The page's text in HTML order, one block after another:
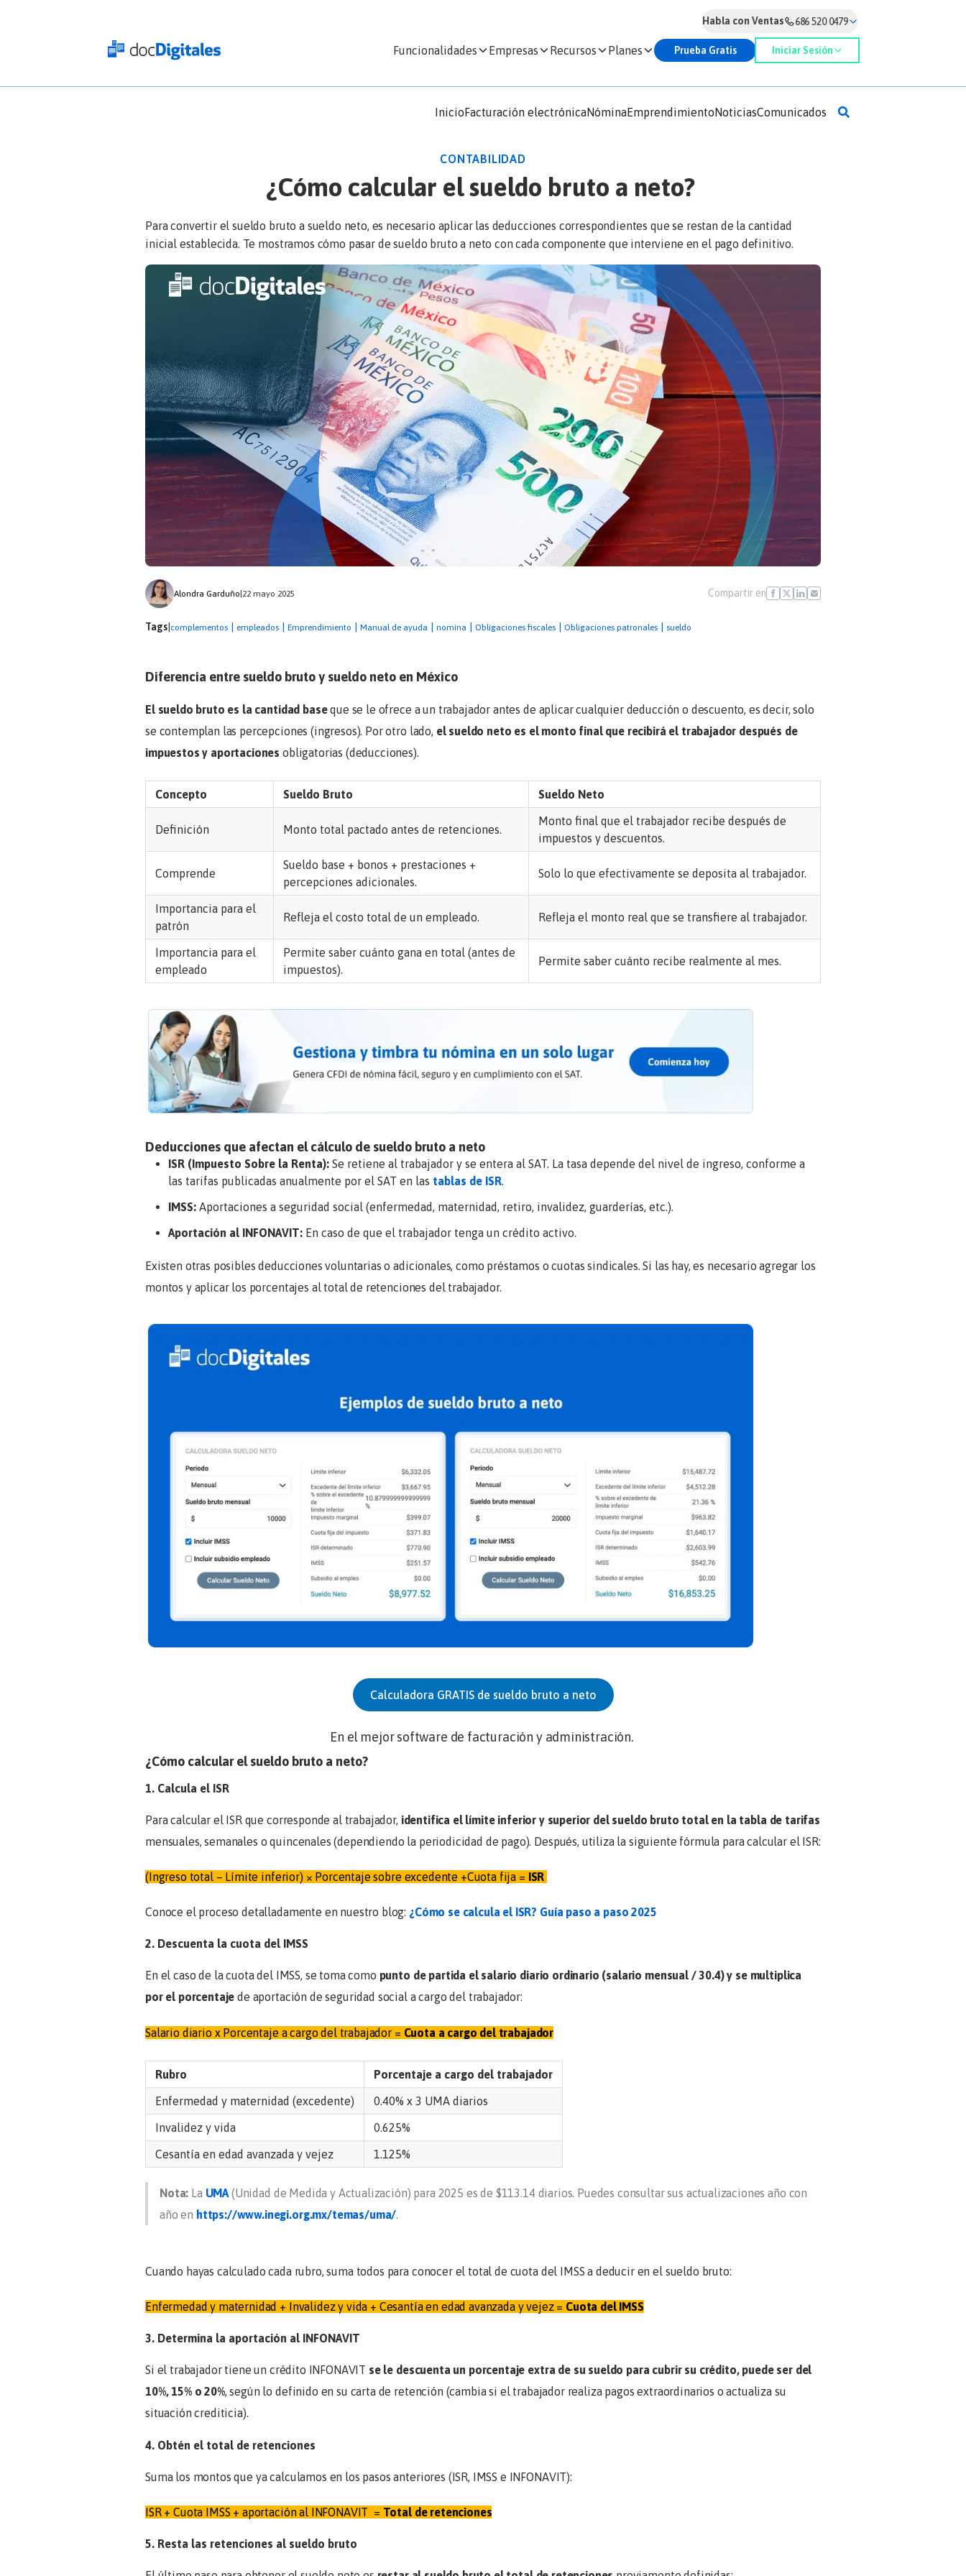
Funcionalidades Empresas Recursos Planes Prueba Gratis Iniciar Sesión
Habla con Ventas 686 520 0479
docDigitales
Línea
Inicio Facturación electrónicaNóminaEmprendimiento NoticiasComunicados
CONTABILIDAD
¿Cómo calcular el sueldo bruto a neto?
Para convertir el sueldo bruto a sueldo neto, es necesario aplicar las deducciones correspondientes que se restan de la cantidad
inicial establecida. Te mostramos cómo pasar de sueldo bruto a neto con cada componente que interviene en el pago definitivo.
Alondra Garduño|22 mayo 2025 Compartir en
Tags complementos empleados Emprendimiento Manual de ayuda nomina Obligaciones fiscales Obligaciones patronales sueldo
Diferencia entre sueldo bruto y sueldo neto en México
El sueldo bruto es la cantidad baseque se le ofrece a un trabajador antes de aplicar cualquier deducción o descuento, es decir, solo
se contemplan las percepciones (ingresos). Por otro lado, el sueldo neto es el monto final que recibirá el trabajador después de
impuestos y aportaciones obligatorias (deducciones).
Concepto Sueldo Bruto Sueldo Neto
Definición Monto total pactado antes de retenciones.
Monto final que el trabajador recibe después de
impuestos y descuentos.
Comprende
Sueldo base + bonos + prestaciones +
percepciones adicionales.
Solo lo que efectivamente se deposita al trabajador.
Importancia para el
patrón
Refleja el costo total de un empleado. Refleja el monto real que se transfiere al trabajador.
Importancia para el
empleado
Permite saber cuánto gana en total (antes de
impuestos).
Permite saber cuánto recibe realmente al mes.
Deducciones que afectan el cálculo de sueldo bruto a neto
ISR (Impuesto Sobre la Renta): Se retiene al trabajador y se entera al SAT. La tasa depende del nivel de ingreso, conforme a
las tarifas publicadas anualmente por el SAT en las tablas de ISR
IMSS: Aportaciones a seguridad social (enfermedad, maternidad, retiro, invalidez, guarderías, etc.).
Aportación al INFONAVIT: En caso de que el trabajador tenga un crédito activo.
Existen otras posibles deducciones voluntarias o adicionales, como préstamos o cuotas sindicales. Si las hay, es necesario agregar los
montos y aplicar los porcentajes al total de retenciones del trabajador.
Calculadora GRATIS de sueldo bruto a neto
En el mejor software de facturación y administración.
¿Cómo calcular el sueldo bruto a neto?
1. Calcula el ISR
Para calcular el ISR que corresponde al trabajador, identifica el límite inferior y superior del sueldo bruto total en la tabla de tarifas
mensuales, semanales o quincenales (dependiendo la periodicidad de pago). Después, utiliza la siguiente fórmula para calcular el ISR:
(Ingreso total – Límite inferior) × Porcentaje sobre excedente +Cuota fija = ISR
Conoce el proceso detalladamente en nuestro blog: ¿Cómo se calcula el ISR? Guía paso a paso 2025
2. Descuenta la cuota del IMSS
En el caso de la cuota del IMSS, se toma como punto de partida el salario diario ordinario (salario mensual / 30.4) y se multiplica
por el porcentajede aportación de seguridad social a cargo del trabajador:
Salario diario x Porcentaje a cargo del trabajador = Cuota a cargo del trabajador
Rubro Porcentaje a cargo del trabajador
Enfermedad y maternidad (excedente) 0.40% x 3 UMA diarios
Invalidez y vida 0.625%
Cesantía en edad avanzada y vejez 1.125%
Nota: La UMA(Unidad de Medida y Actualización) para 2025 es de $113.14 diarios. Puedes consultar sus actualizaciones año con
año en https://www.inegi.org.mx/temas/uma/.
Cuando hayas calculado cada rubro, suma todos para conocer el total de cuota del IMSS a deducir en el sueldo bruto:
Enfermedad y maternidad + Invalidez y vida + Cesantía en edad avanzada y vejez = Cuota del IMSS
3. Determina la aportación al INFONAVIT
Si el trabajador tiene un crédito INFONAVIT se le descuenta un porcentaje extra de su sueldo para cubrir su crédito, puede ser del
10%, 15% o 20%, según lo definido en su carta de retención (cambia si el trabajador realiza pagos extraordinarios o actualiza su
situación crediticia).
4. Obtén el total de retenciones
Suma los montos que ya calculamos en los pasos anteriores (ISR, IMSS e INFONAVIT):
ISR + Cuota IMSS + aportación al INFONAVIT = Total de retenciones
5. Resta las retenciones al sueldo bruto